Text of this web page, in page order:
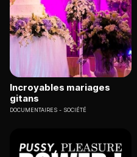
Incroyables mariages
gitans
DOCUMENTAIRES SOCIÉTÉ